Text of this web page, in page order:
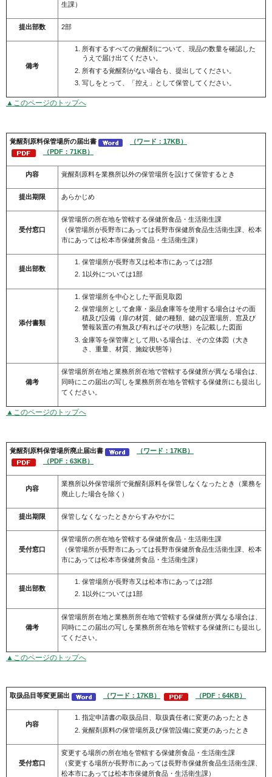
生課）
提出部数 2部
備考
所有するすべての覚醒剤について、現品の数量を確認した
うえで届け出てください。
所有する覚醒剤がない場合も、提出してください。
写しをとって、「控え」として保管してください。
▲このページのトップへ
覚醒剤 原料保管場所の届出書
（ワード：17KB）
（PDF：71KB）
内容 覚醒剤原料を業務所以外の保管場所を設けて保管するとき
提出期限 あらかじめ
受付窓口
保管場所の所在地を管轄する保健所食品・生活衛生課
（保管場所が長野市にあっては長野市保健所食品生活衛生課、松本
市にあっては松本市保健所食品・生活衛生課）
提出部数
保管場所が長野市又は松本市にあっては2部
1以外については1部
添付書類
保管場所を中心とした平面見取図
保管場所として倉庫・薬品倉庫等を使用する場合はその面
積及び設備（扉の材質、鍵の種類、鍵の設置場所、窓及び
警報装置の有無及び有ればその状態）を記載した図面
金庫等を保管庫として用いる場合は、その立体図（大き
さ、重量、材質、施錠状態等）
備考
保管場所所在地と業務所所在地で管轄する保健所が異なる場合は、
同時にこの届出の写しを業務所所在地を管轄する保健所にも提出し
てください。
▲このページのトップへ
覚醒剤 原料保管場所廃止届出書
（ワード：17KB）
（PDF：63KB）
内容
業務所以外保管場所で覚醒剤原料を保管しなくなったとき（業務を
廃止した場合を除く）
提出期限 保管しなくなったときからすみやかに
受付窓口
保管場所の所在地を管轄する保健所食品・生活衛生課
（保管場所が長野市にあっては長野市保健所食品生活衛生課、松本
市にあっては松本市保健所食品・生活衛生課）
提出部数
保管場所が長野市又は松本市にあっては2部
1以外については1部
備考
保管場所所在地と業務所所在地で管轄する保健所が異なる場合は、
同時にこの届出の写しを業務所所在地を管轄する保健所にも提出し
てください。
▲このページのトップへ
取扱品目等変更届出 （ワード：17KB） （PDF：64KB）
内容
指定申請書の取扱品目、取扱責任者に変更のあったとき
覚醒剤原料の保管場所及び保管設備に変更のあったとき
受付窓口
変更する場所の所在地を管轄する保健所食品・生活衛生課
（変更する場所が長野市にあっては長野市保健所食品生活衛生課、
松本市にあっては松本市保健所食品・生活衛生課）